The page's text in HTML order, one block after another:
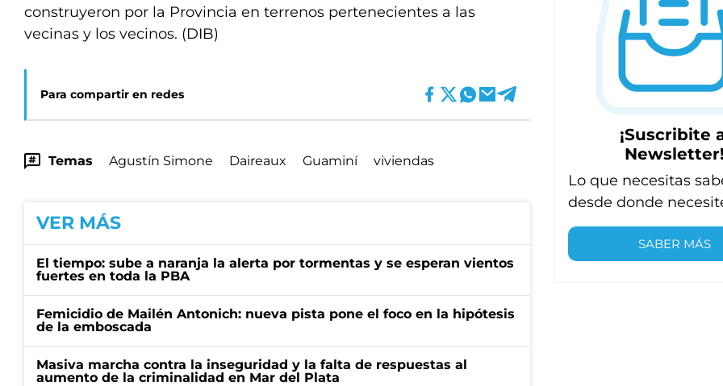
construyeron por la Provincia en terrenos pertenecientes a las
vecinas y los vecinos. (DIB)
Para compartir en redes
Temas Agustín Simone Daireaux Guaminí viviendas
VER MÁS
El tiempo: sube a naranja la alerta por tormentas y se esperan vientos
fuertes en toda la PBA
Femicidio de Mailén Antonich: nueva pista pone el foco en la hipótesis
de la emboscada
Masiva marcha contra la inseguridad y la falta de respuestas al
aumento de la criminalidad en Mar del Plata
¡Suscribite
Newsletter!
Lo que necesitas
desde donde
SABER MÁS